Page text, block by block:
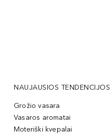
NAUJAUSIOS TENDENCIJOS
Grožio vasara
Vasaros aromatai
Moteriški kvepalai